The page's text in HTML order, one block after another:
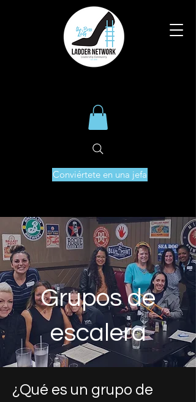
Conviértete en una jefa
Grupos de
escalera
¿Qué es un grupo de